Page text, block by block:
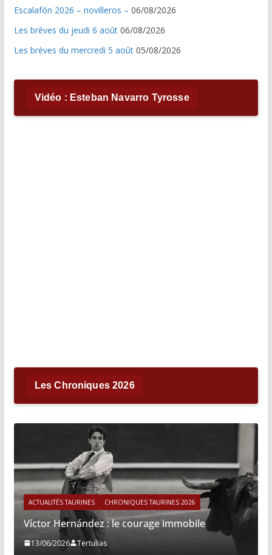
Escalafón 2026 – novilleros – 06/08/2026
Les brèves du jeudi 6 août 06/08/2026
Les brèves du mercredi 5 août 05/08/2026
Vidéo : Esteban Navarro Tyrosse
Les Chroniques 2026
ACTUALITÉS TAURINES CHRONIQUES TAURINES 2026
Víctor Hernández : le courage immobile
13/06/2026 Tertulias